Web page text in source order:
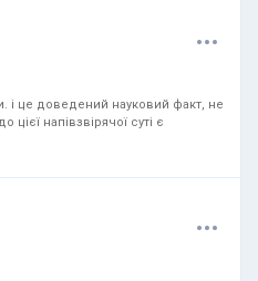
...
і це доведений науковий факт, не
напівзвірячої суті є
...